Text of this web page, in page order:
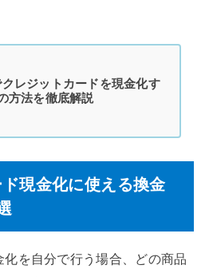
レジットカードを現金化す
方法を徹底解説
現金化に使える換金
化を自分で行う場合、どの商品